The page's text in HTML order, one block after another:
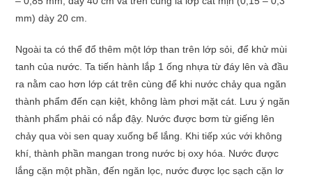
mm) dày 20 cm.
Ngoài ta có thể đổ thêm một lớp than trên lớp sỏi, để khử mùi
tanh của nước. Ta tiến hành lắp 1 ống nhựa từ đáy lên và đầu
ra nằm cao hơn lớp cát trên cùng để khi nước chảy qua ngăn
thành phẩm đến cạn kiệt, không làm phơi mặt cát. Lưu ý ngăn
thành phẩm phải có nắp đậy. Nước được bơm từ giếng lên
chảy qua vòi sen quay xuống bể lắng. Khi tiếp xúc với không
khí, thành phần mangan trong nước bị oxy hóa. Nước được
lắng cặn một phần, đến ngăn lọc, nước được lọc sạch cặn lơ